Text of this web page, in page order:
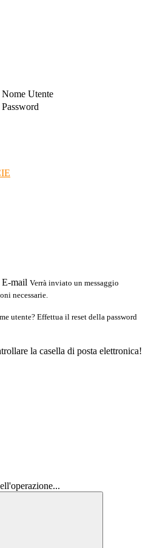
Nome Utente
Password
E-mail Verrà inviato un messaggio
necessarie.
utente? Effettua il reset della password
la casella di posta elettronica!